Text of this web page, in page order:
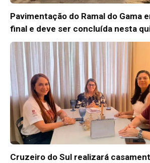
Pavimentação do Ramal do Gama
final e deve ser concluída nesta
Cruzeiro do Sul realizará